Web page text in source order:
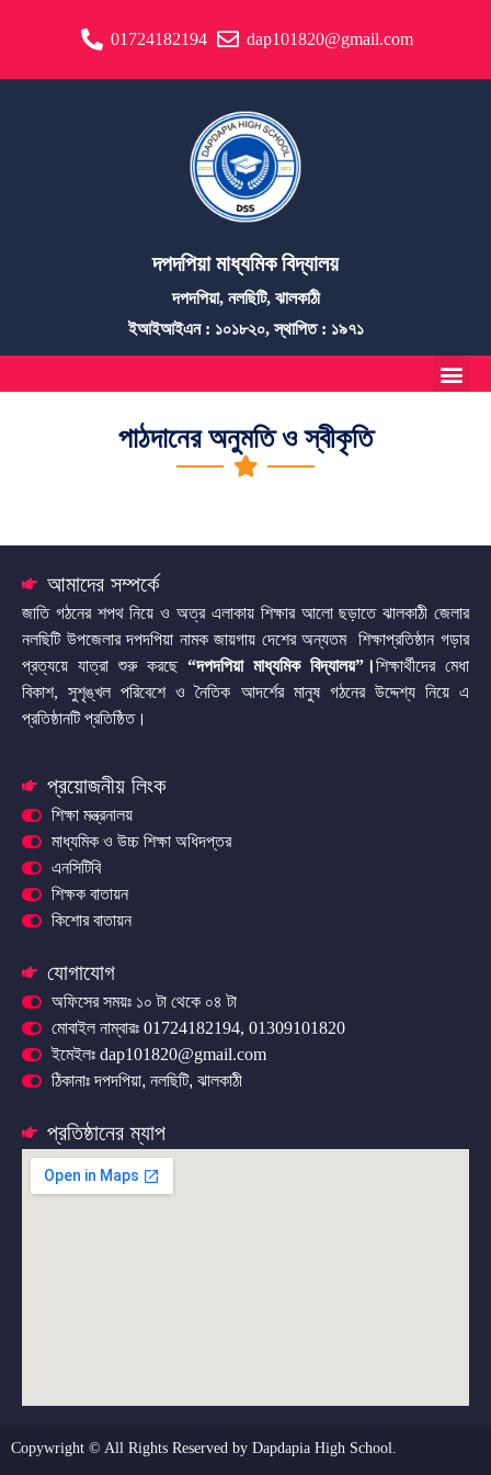
01724182194 dap101820@gmail.com
দপদপিয়া মাধ্যমিক বিদ্যালয়
দপদপিয়া, নলছিটি, ঝালকাঠী
ইআইআইএন : ১০১৮২০, স্থাপিত : ১৯৭১
পাঠদানের অনুমতি ও স্বীকৃতি
আমাদের সম্পর্কে
জাতি গঠনের শপথ নিয়ে ও অত্র এলাকায় শিক্ষার আলো ছড়াতে ঝালকাঠী জেলার
নলছিটি উপজেলার দপদপিয়া নামক জায়গায় দেশের অন্যতম শিক্ষাপ্রতিষ্ঠান গড়ার
প্রত্যয়ে যাত্রা শুরু করছে “দপদপিয়া মাধ্যমিক বিদ্যালয়” ।শিক্ষার্থীদের মেধা
বিকাশ, সুশৃঙ্খল পরিবেশে ও নৈতিক আদর্শের মানুষ গঠনের উদ্দেশ্য নিয়ে এ
প্রতিষ্ঠানটি প্রতিষ্ঠিত।
প্রয়োজনীয় লিংক
শিক্ষা মন্ত্রনালয়
মাধ্যমিক ও উচ্চ শিক্ষা অধিদপ্তর
এনসিটিবি
শিক্ষক বাতায়ন
কিশোর বাতায়ন
যোগাযোগ
অফিসের সময়ঃ ১০ টা থেকে ০৪ টা
মোবাইল নাম্বারঃ 01724182194, 01309101820
ইমেইলঃ dap101820@gmail.com
ঠিকানাঃ দপদপিয়া, নলছিটি, ঝালকাঠী
প্রতিষ্ঠানের ম্যাপ
Copywright © All Rights Reserved by Dapdapia High School.